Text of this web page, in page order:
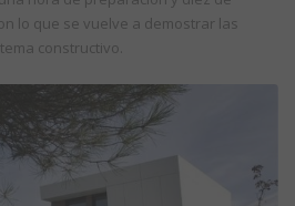
lo que se vuelve a demostrar las
constructivo.